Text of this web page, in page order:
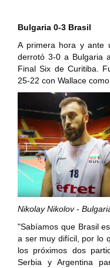
Bulgaria 0-3 Brasil
A primera hora y ante
derrotó 3-0 a Bulgaria
Final Six de Curitiba.
25-22 con Wallace
Nikolay Nikolov -
"Sabíamos que Brasil
a ser muy difícil, por lo
los próximos dos
Serbia y Argentina